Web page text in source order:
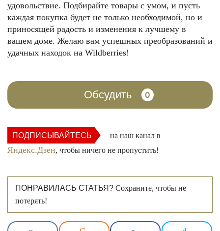
удовольствие. Подбирайте товары с умом, и пусть
каждая покупка будет не только необходимой, но и
приносящей радость и изменения к лучшему в
вашем доме. Желаю вам успешных преобразований и
удачных находок на Wildberries!
Обсудить 0
ПОДПИСЫВАЙТЕСЬ на наш канал в
Яндекс.Дзен, чтобы ничего не пропустить!
ПОНРАВИЛАСЬ СТАТЬЯ? Сохраните, чтобы не
потерять!